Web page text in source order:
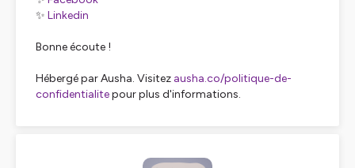
✨ ⁠Linkedin⁠
Bonne écoute !
Hébergé par Ausha. Visitez ausha.co/politique-de-
confidentialitepour plus d'informations.